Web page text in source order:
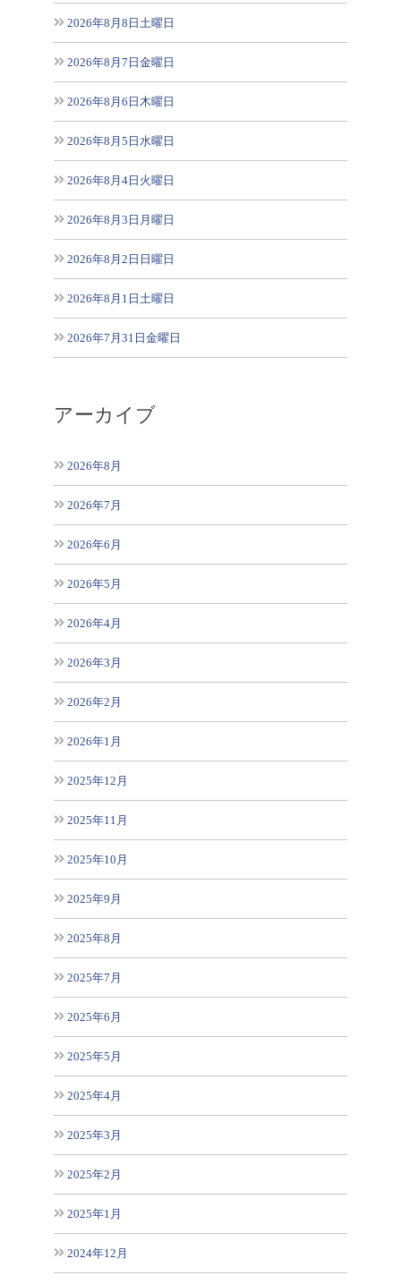
2026年8月8日土曜日
2026年8月7日金曜日
2026年8月6日木曜日
2026年8月5日水曜日
2026年8月4日火曜日
2026年8月3日月曜日
2026年8月2日日曜日
2026年8月1日土曜日
2026年7月31日金曜日
アーカイブ
2026年8月
2026年7月
2026年6月
2026年5月
2026年4月
2026年3月
2026年2月
2026年1月
2025年12月
2025年11月
2025年10月
2025年9月
2025年8月
2025年7月
2025年6月
2025年5月
2025年4月
2025年3月
2025年2月
2025年1月
2024年12月